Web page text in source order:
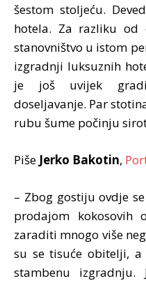
šestom stoljeću.
hotela. Za razliku od
stanovništvo u istom
izgradnji luksuznih
je još uvijek
doseljavanje. Par
rubu šume počinju
Piše Jerko Bakotin,
– Zbog gostiju ovdje
prodajom
zaraditi mnogo više
su se tisuće obitelji,
stambenu